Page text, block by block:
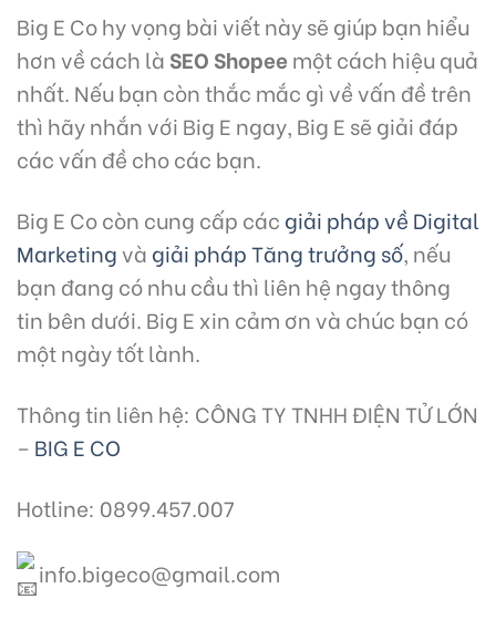
Big E Co hy vọng bài viết này sẽ giúp bạn hiểu
hơn về cách là SEO Shopee một cách hiệu quả
nhất. Nếu bạn còn thắc mắc gì về vấn đề trên
thì hãy nhắn với Big E ngay, Big E sẽ giải đáp
các vấn đề cho các bạn.
Big E Co còn cung cấp các giải pháp về Digital
Marketingvà giải pháp Tăng trưởng số, nếu
bạn đang có nhu cầu thì liên hệ ngay thông
tin bên dưới. Big E xin cảm ơn và chúc bạn có
một ngày tốt lành.
Thông tin liên hệ: CÔNG TY TNHH ĐIỆN TỬ LỚN
– BIG E CO
Hotline: 0899.457.007
info.bigeco@gmail.com